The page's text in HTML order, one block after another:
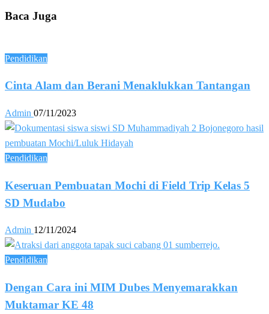
Baca Juga
Pendidikan
Cinta Alam dan Berani Menaklukkan Tantangan
Admin 07/11/2023
Pendidikan
Keseruan Pembuatan Mochi di Field Trip Kelas 5
SD Mudabo
Admin 12/11/2024
Pendidikan
Dengan Cara ini MIM Dubes Menyemarakkan
Muktamar KE 48